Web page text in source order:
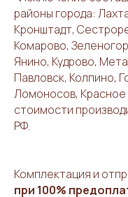
районы города:
Кронштадт,
Комарово,
Янино, Кудрово,
Павловск, Колпино,
Ломоносов, Красное
стоимости
РФ.
Комплектация и
при 100%